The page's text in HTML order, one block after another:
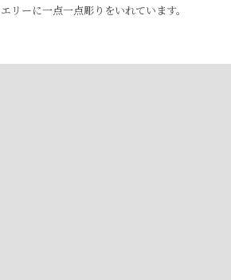
エリーに一点一点彫りをいれています。